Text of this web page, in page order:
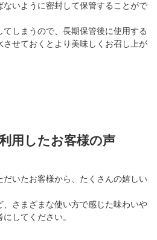
いように密封して保管することがで
しまうので、長期保管後に使用する
せておくとより美味しくお召し上が
用したお客様の声
いたお客様から、たくさんの嬉しい
さまざまな使い方で感じた味わいや
してください。